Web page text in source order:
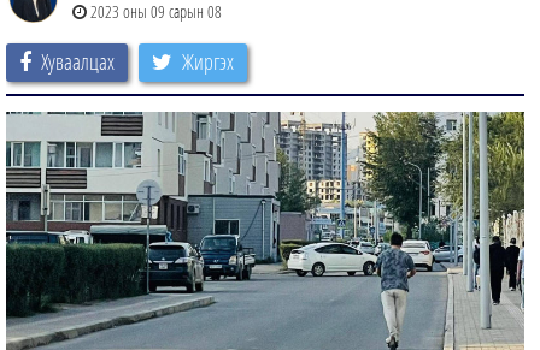
2023 оны 09 сарын 08
Хуваалцах Жиргэх